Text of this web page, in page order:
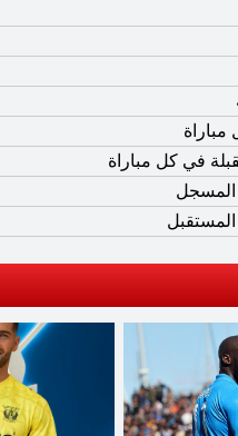
في كل مباراة
المسجل